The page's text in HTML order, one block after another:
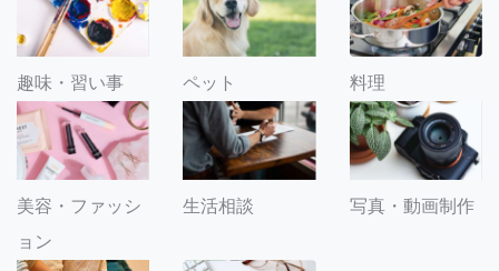
趣味・習い事 ペット 料理
美容・ファッシ
ョン
生活相談 写真・動画制作